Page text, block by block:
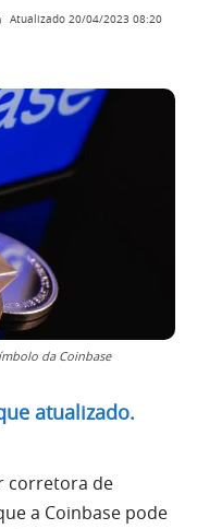
Atualizado 20/04/2023 08:20
da Coinbase
atualizado.
corretora de
a Coinbase pode